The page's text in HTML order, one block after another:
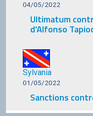
04/05/2022
Ultimatum
d'Alfonso
Sylvania
01/05/2022
Sanctions